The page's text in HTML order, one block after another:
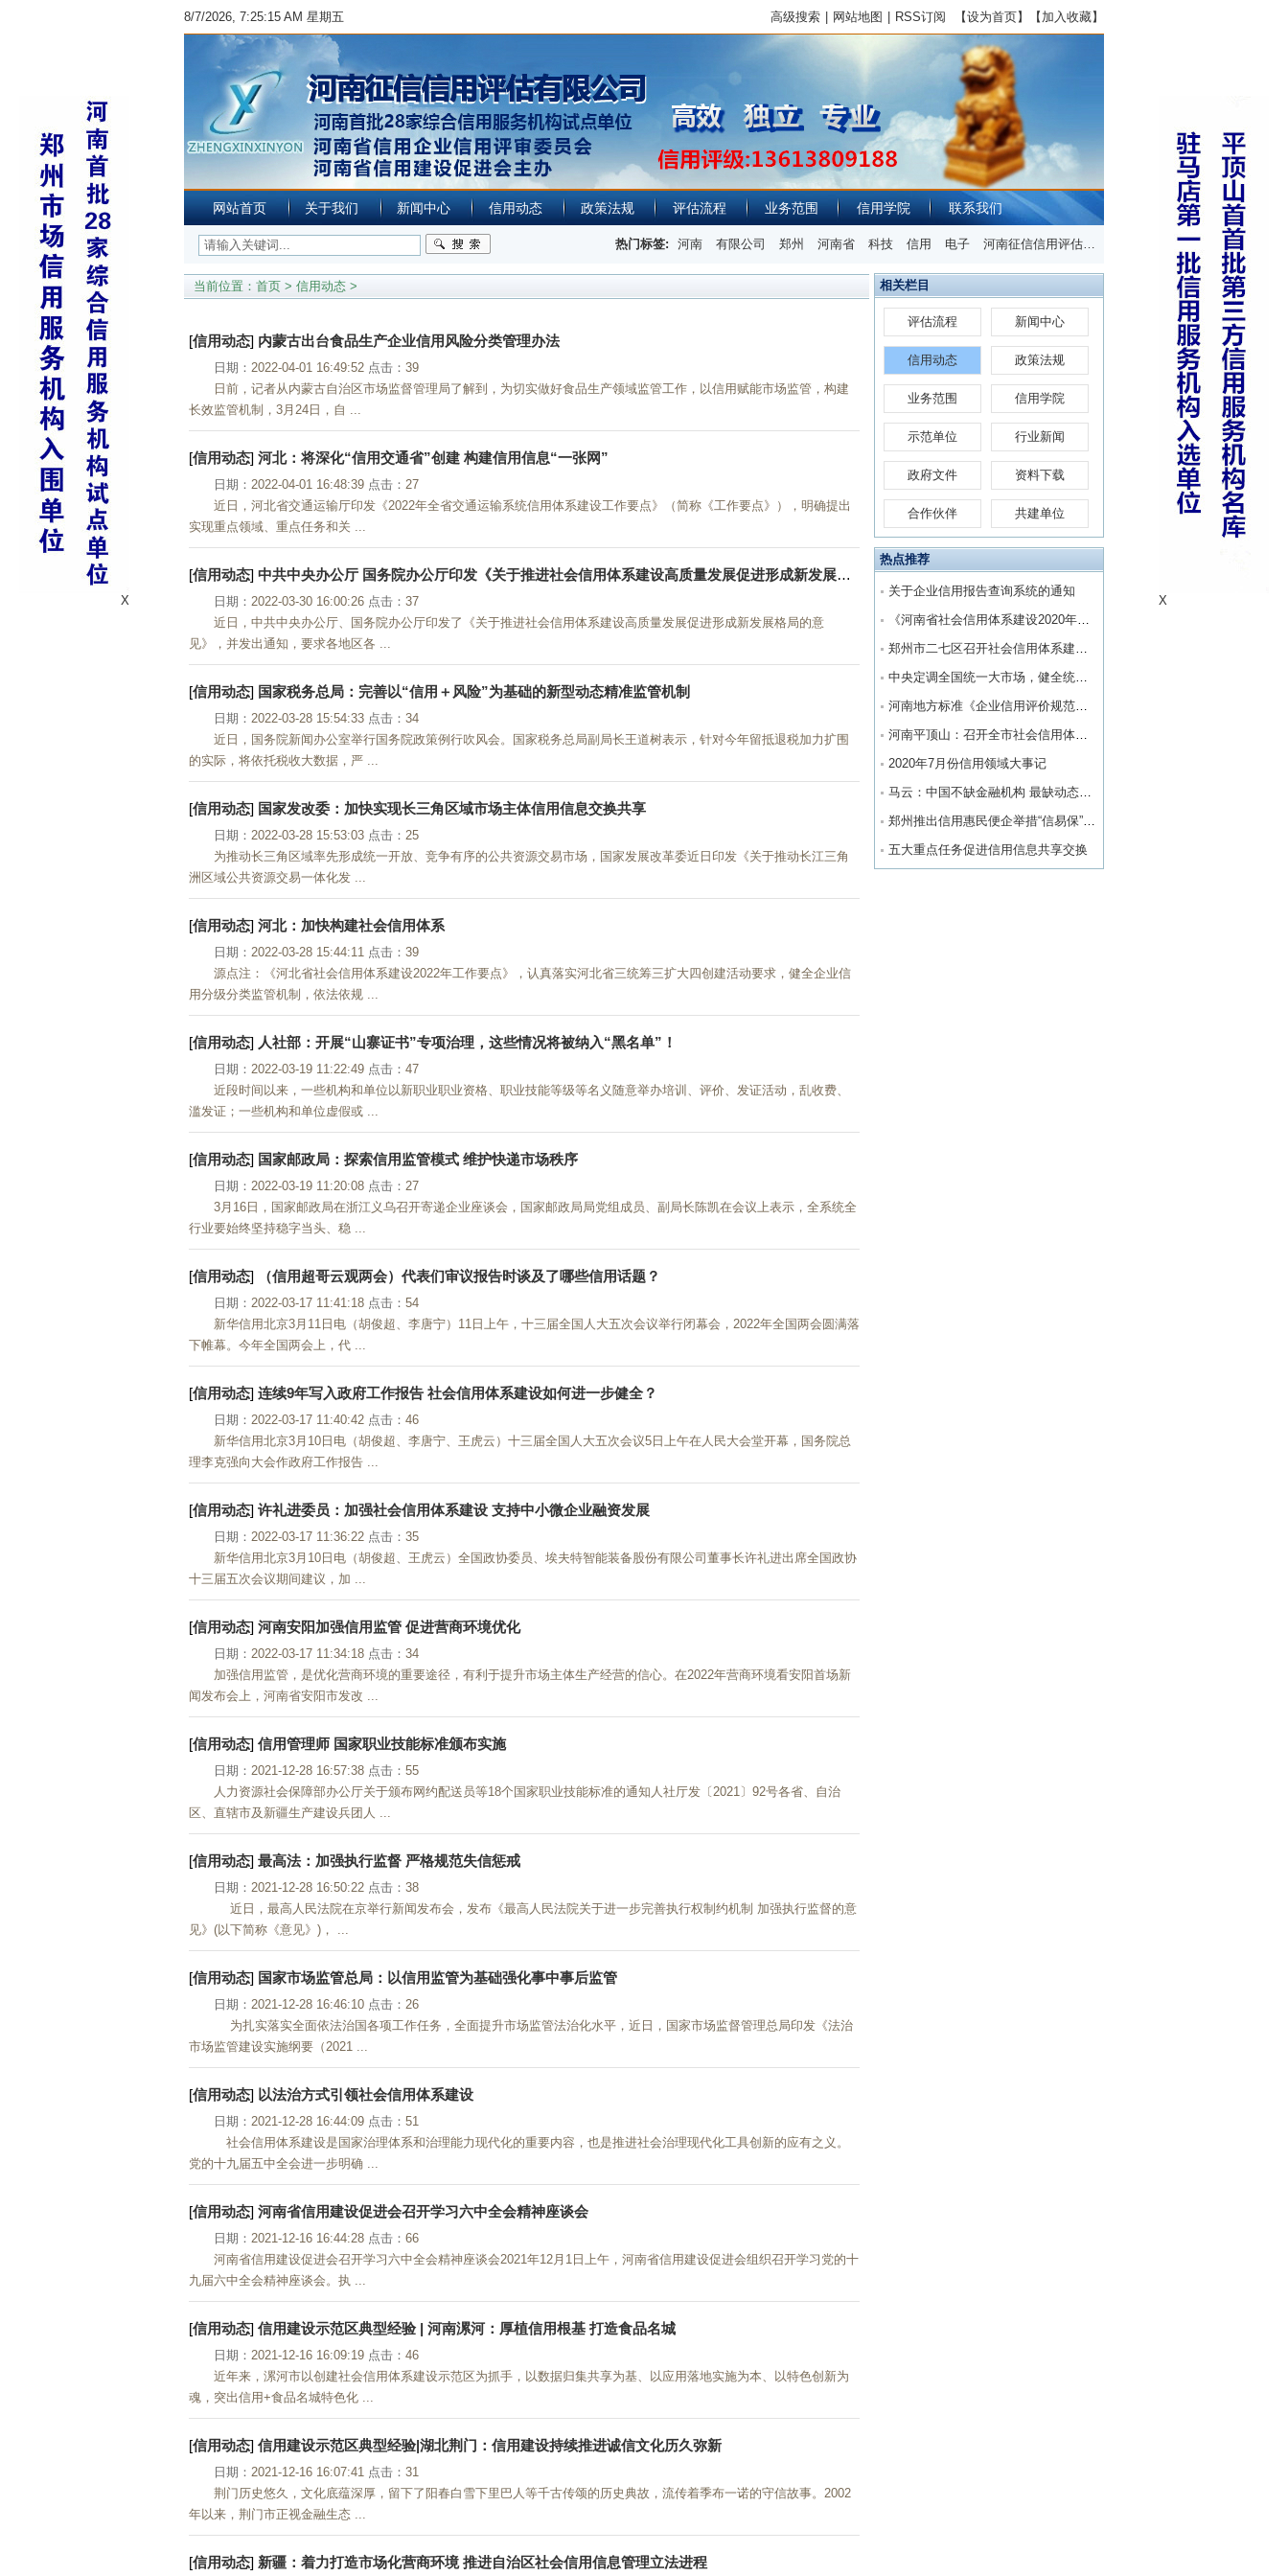
8/7/2026, 7:25:15 AM 星期五 高级搜索 网站地图 RSS订阅 【设为首页】【 加入收藏】
网站首页 关于我们 新闻中心 信用动态 政策法规 评估流程 业务范围 信用学院 联系我们
热门标签: 河南 有限公司 郑州 河南省 科技 信用 电子 河南征信信用评估有限公司 郑州市 工程
当前位置： 首页 > 信用动态 >
[信用动态] 内蒙古出台食品生产企业信用风险分类管理办法
日期： 2022-04-01 16:49:52 点击： 39
日前，记者从内蒙古自治区市场监督管理局了解到，为切实做好食品生产领域监管工作，以信用赋能市场监管，构建
长效监管机制，3月24日，自 ...
[信用动态] 河北：将深化“信用交通省”创建 构建信用信息“一张网”
日期： 2022-04-01 16:48:39 点击： 27
近日，河北省交通运输厅印发《2022年全省交通运输系统信用体系建设工作要点》（简称《工作要点》），明确提出
实现重点领域、重点任务和关 ...
[信用动态] 中共中央办公厅 国务院办公厅印发《关于推进社会信用体系建设高质量发展促进形成新发展格局的意见》
日期： 2022-03-30 16:00:26 点击： 37
近日，中共中央办公厅、国务院办公厅印发了《关于推进社会信用体系建设高质量发展促进形成新发展格局的意
见》，并发出通知，要求各地区各 ...
[信用动态] 国家税务总局：完善以“信用＋风险”为基础的新型动态精准监管机制
日期： 2022-03-28 15:54:33 点击： 34
近日，国务院新闻办公室举行国务院政策例行吹风会。国家税务总局副局长王道树表示，针对今年留抵退税加力扩围
的实际，将依托税收大数据，严 ...
[信用动态] 国家发改委：加快实现长三角区域市场主体信用信息交换共享
日期： 2022-03-28 15:53:03 点击： 25
为推动长三角区域率先形成统一开放、竞争有序的公共资源交易市场，国家发展改革委近日印发《关于推动长江三角
洲区域公共资源交易一体化发 ...
[信用动态] 河北：加快构建社会信用体系
日期： 2022-03-28 15:44:11 点击： 39
源点注：《河北省社会信用体系建设2022年工作要点》，认真落实河北省三统筹三扩大四创建活动要求，健全企业信
用分级分类监管机制，依法依规 ...
[信用动态] 人社部：开展“山寨证书”专项治理，这些情况将被纳入“黑名单”！
日期： 2022-03-19 11:22:49 点击： 47
近段时间以来，一些机构和单位以新职业职业资格、职业技能等级等名义随意举办培训、评价、发证活动，乱收费、
滥发证；一些机构和单位虚假或 ...
[信用动态] 国家邮政局：探索信用监管模式 维护快递市场秩序
日期： 2022-03-19 11:20:08 点击： 27
3月16日，国家邮政局在浙江义乌召开寄递企业座谈会，国家邮政局局党组成员、副局长陈凯在会议上表示，全系统全
行业要始终坚持稳字当头、稳 ...
[信用动态] （信用超哥云观两会）代表们审议报告时谈及了哪些信用话题？
日期： 2022-03-17 11:41:18 点击： 54
新华信用北京3月11日电（胡俊超、李唐宁）11日上午，十三届全国人大五次会议举行闭幕会，2022年全国两会圆满落
下帷幕。今年全国两会上，代 ...
[信用动态] 连续9年写入政府工作报告 社会信用体系建设如何进一步健全？
日期： 2022-03-17 11:40:42 点击： 46
新华信用北京3月10日电（胡俊超、李唐宁、王虎云）十三届全国人大五次会议5日上午在人民大会堂开幕，国务院总
理李克强向大会作政府工作报告 ...
[信用动态] 许礼进委员：加强社会信用体系建设 支持中小微企业融资发展
日期： 2022-03-17 11:36:22 点击： 35
新华信用北京3月10日电（胡俊超、王虎云）全国政协委员、埃夫特智能装备股份有限公司董事长许礼进出席全国政协
十三届五次会议期间建议，加 ...
[信用动态] 河南安阳加强信用监管 促进营商环境优化
日期： 2022-03-17 11:34:18 点击： 34
加强信用监管，是优化营商环境的重要途径，有利于提升市场主体生产经营的信心。在2022年营商环境看安阳首场新
闻发布会上，河南省安阳市发改 ...
[信用动态] 信用管理师 国家职业技能标准颁布实施
日期： 2021-12-28 16:57:38 点击： 55
人力资源社会保障部办公厅关于颁布网约配送员等18个国家职业技能标准的通知人社厅发〔2021〕92号各省、自治
区、直辖市及新疆生产建设兵团人 ...
[信用动态] 最高法：加强执行监督 严格规范失信惩戒
日期： 2021-12-28 16:50:22 点击： 38
近日，最高人民法院在京举行新闻发布会，发布《最高人民法院关于进一步完善执行权制约机制 加强执行监督的意
见》(以下简称《意见》)， ...
[信用动态] 国家市场监管总局：以信用监管为基础强化事中事后监管
日期： 2021-12-28 16:46:10 点击： 26
为扎实落实全面依法治国各项工作任务，全面提升市场监管法治化水平，近日，国家市场监督管理总局印发《法治
市场监管建设实施纲要（2021 ...
[信用动态] 以法治方式引领社会信用体系建设
日期： 2021-12-28 16:44:09 点击： 51
社会信用体系建设是国家治理体系和治理能力现代化的重要内容，也是推进社会治理现代化工具创新的应有之义。
党的十九届五中全会进一步明确 ...
[信用动态] 河南省信用建设促进会召开学习六中全会精神座谈会
日期： 2021-12-16 16:44:28 点击： 66
河南省信用建设促进会召开学习六中全会精神座谈会2021年12月1日上午，河南省信用建设促进会组织召开学习党的十
九届六中全会精神座谈会。执 ...
[信用动态] 信用建设示范区典型经验 | 河南漯河：厚植信用根基 打造食品名城
日期： 2021-12-16 16:09:19 点击： 46
近年来，漯河市以创建社会信用体系建设示范区为抓手，以数据归集共享为基、以应用落地实施为本、以特色创新为
魂，突出信用+食品名城特色化 ...
[信用动态] 信用建设示范区典型经验|湖北荆门：信用建设持续推进诚信文化历久弥新
日期： 2021-12-16 16:07:41 点击： 31
荆门历史悠久，文化底蕴深厚，留下了阳春白雪下里巴人等千古传颂的历史典故，流传着季布一诺的守信故事。2002
年以来，荆门市正视金融生态 ...
[信用动态] 新疆：着力打造市场化营商环境 推进自治区社会信用信息管理立法进程
相关栏目
评估流程 新闻中心
信用动态 政策法规
业务范围 信用学院
示范单位 行业新闻
政府文件 资料下载
合作伙伴 共建单位
热点推荐
关于企业信用报告查询系统的通知
《河南省社会信用体系建设2020年工作要点》印发
郑州市二七区召开社会信用体系建设工作推进会
中央定调全国统一大市场，健全统一的社会信用制度
河南地方标准《企业信用评价规范》将于明年实施
河南平顶山：召开全市社会信用体系建设工作推进会
2020年7月份信用领域大事记
马云：中国不缺金融机构 最缺动态信用体系
郑州推出信用惠民便企举措“信易保”助力企业复工复产
五大重点任务促进信用信息共享交换
X X